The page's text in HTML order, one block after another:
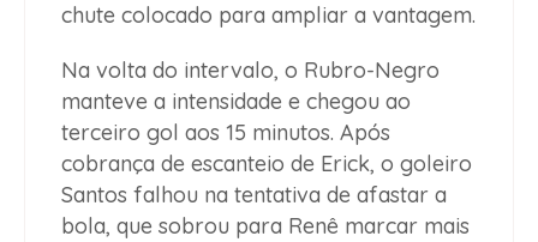
chute colocado para ampliar a vantagem.
Na volta do intervalo, o Rubro-Negro
manteve a intensidade e chegou ao
terceiro gol aos 15 minutos. Após
cobrança de escanteio de Erick, o goleiro
Santos falhou na tentativa de afastar a
bola, que sobrou para Renê marcar mais